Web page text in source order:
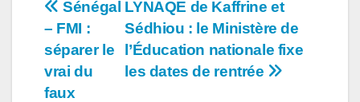
Navigation
de
l’article
LYNAQE de Kaffrine et
Sédhiou : le Ministère de
l’Éducation nationale fixe
les dates de rentrée
Sénégal
– FMI :
séparer le
vrai du
faux